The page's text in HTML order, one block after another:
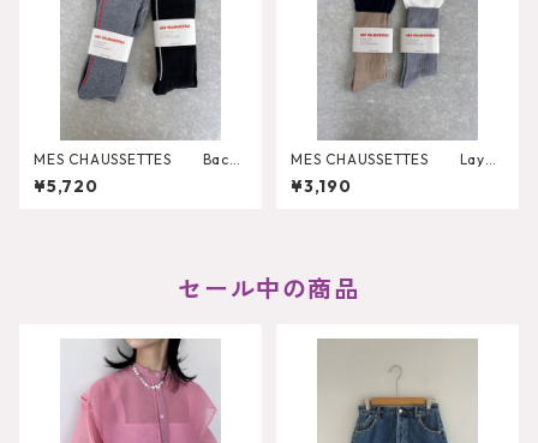
MES CHAUSSETTES Back
Line Wide Rib Tights
¥5,720
MES CHAUSSETTES Layer
ed Like Wide Rib Socks
¥3,190
セール中の商品